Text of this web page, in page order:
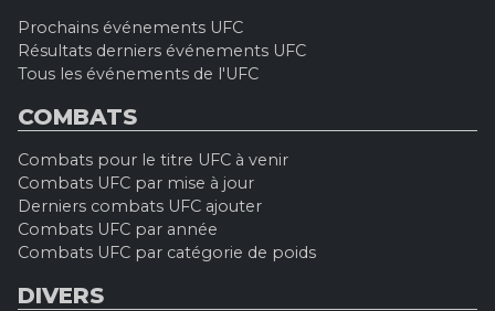
Prochains événements UFC
Résultats derniers événements UFC
Tous les événements de l'UFC
COMBATS
Combats pour le titre UFC à venir
Combats UFC par mise à jour
Derniers combats UFC ajouter
Combats UFC par année
Combats UFC par catégorie de poids
DIVERS